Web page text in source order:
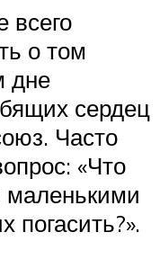
всего
о том
дне
сердец
Часто
«Что
погасить?».